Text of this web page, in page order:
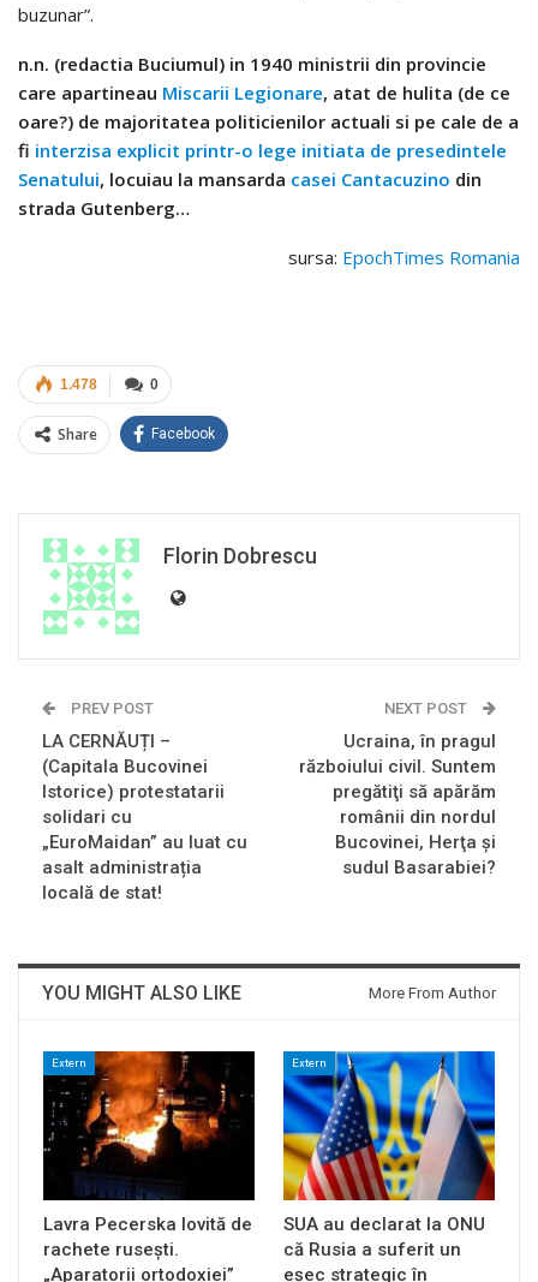
buzunar”.
n.n. (redactia Buciumul) in 1940 ministrii din provincie
care apartineau Miscarii Legionare, atat de hulita (de ce
oare?) de majoritatea politicienilor actuali si pe cale de a
fi interzisa explicit printr-o lege initiata de presedintele
Senatului, locuiau la mansarda casei Cantacuzino din
strada Gutenberg…
sursa: EpochTimes Romania
0
1.478
Share Facebook
Florin Dobrescu
PREV POST
LA CERNĂUȚI –
(Capitala Bucovinei
Istorice) protestatarii
solidari cu
„EuroMaidan” au luat cu
asalt administrația
locală de stat!
NEXT POST
Ucraina, în pragul
războiului civil. Suntem
pregătiţi să apărăm
românii din nordul
Bucovinei, Herţa şi
sudul Basarabiei?
YOU MIGHT ALSO LIKE More From Author
Extern
Lavra Pecerska lovită de
rachete rusești.
„Aparatorii ortodoxiei”
Extern
SUA au declarat la ONU
că Rusia a suferit un
eșec strategic în